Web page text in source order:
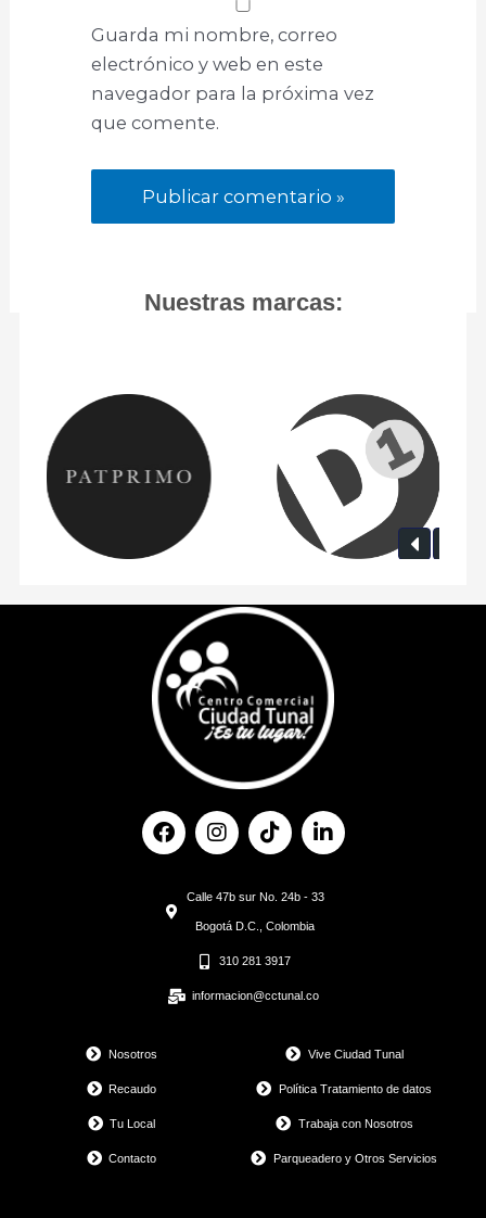
Guarda mi nombre, correo
electrónico y web en este
navegador para la próxima vez
que comente.
Nuestras marcas:
F
a
b
I
n
t
a
g
r
a
m
T
i
o
k
L
i
k
e
Calle 47b sur No. 24b - 33
Bogotá D.C., Colombia
310 281 3917
informacion@cctunal.co
Nosotros
Recaudo
Tu Local
Contacto
Vive Ciudad Tunal
Política Tratamiento de datos
Trabaja con Nosotros
Parqueadero y Otros Servicios